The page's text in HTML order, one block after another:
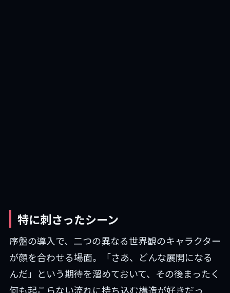
特に刺さったシーン
序盤の導入で、二つの異なる世界観のキャラクター
が顔を合わせる場面。「さあ、どんな展開になる
んだ」という期待を溜めておいて、その後まったく
何も起こらない流れに持ち込む構造が好きだっ